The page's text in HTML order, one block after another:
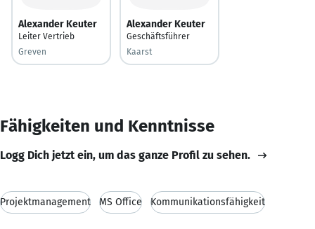
Alexander Keuter
Leiter Vertrieb
Greven
Alexander Keuter
Geschäftsführer
Kaarst
Fähigkeiten und Kenntnisse
Logg Dich jetzt ein, um das ganze Profil zu sehen.
Projektmanagement MS Office Kommunikationsfähigkeit